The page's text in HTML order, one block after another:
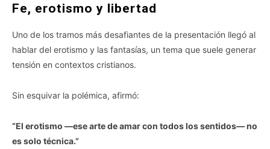
Fe, erotismo y libertad
Uno de los tramos más desafiantes de la presentación llegó al
hablar del erotismo y las fantasías, un tema que suele generar
tensión en contextos cristianos.
Sin esquivar la polémica, afirmó:
“El erotismo —ese arte de amar con todos los sentidos— no
es solo técnica.”